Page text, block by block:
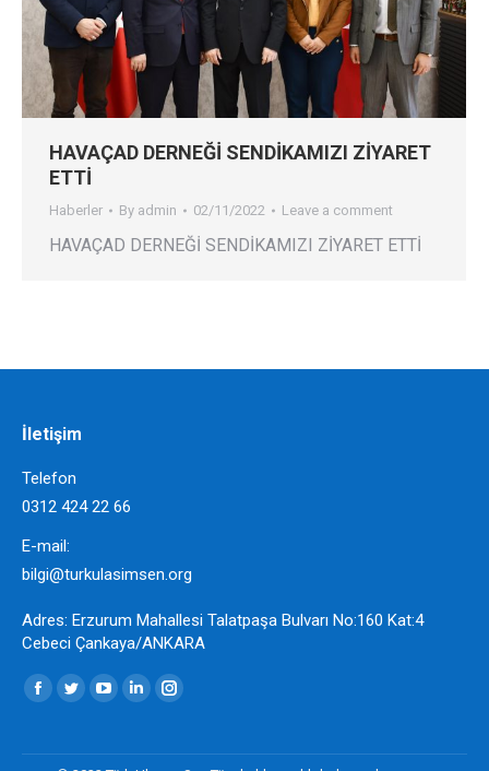
HAVAÇAD DERNEĞİ SENDİKAMIZI ZİYARET
ETTİ
Haberler By admin 02/11/2022 Leave a comment
HAVAÇAD DERNEĞİ SENDİKAMIZI ZİYARET ETTİ
İletişim
Telefon
0312 424 22 66
E-mail:
bilgi@turkulasimsen.org
Adres: Erzurum Mahallesi Talatpaşa Bulvarı No:160 Kat:4
Cebeci Çankaya/ANKARA
Find us on:
Facebook
opens
Twitter
opens
YouTube
opens
Linkedin
opens
Instagram
opens